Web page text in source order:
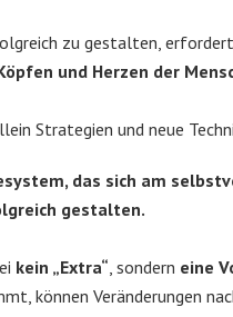
zu gestalten,
und Herzen der
Strategien und neue
das sich am
gestalten.
kein „Extra“, sondern eine
können Veränderungen